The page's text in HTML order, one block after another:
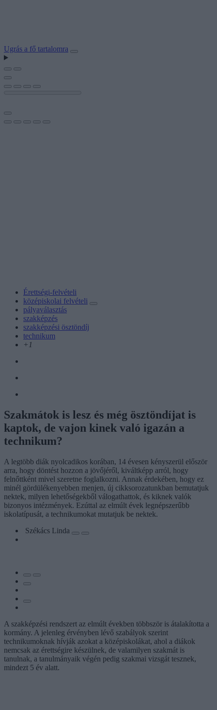
Ugrás a fő tartalomra
Érettségi-felvételi
középiskolai felvételi
pályaválasztás
szakképzés
szakképzési ösztöndíj
technikum
+1
Szakmátok is lesz és még ösztöndíjat is
kaptok, de vajon kinek való igazán a
technikum?
A legtöbb diák nyolcadikos korában, 14 évesen kényszerül először
arra, hogy döntést hozzon a jövőjéről, kiváltképp arról, hogy
felnőttként mivel szeretne foglalkozni. Annak érdekében, hogy ez
minél gördülékenyebben menjen, új cikksorozatunkban bemutatjuk
nektek, milyen lehetőségekből válogathattok, és kiknek valók
bizonyos intézmények. Ezúttal az elmúlt évek legnépszerűbb
iskolatípusát, a technikumokat mutatjuk be nektek.
Székács Linda
A szakképzési rendszert az elmúlt években többször is átalakította a
kormány. A jelenleg érvényben lévő szabályok szerint
technikumoknak hívják azokat a középiskolákat, ahol a diákok
nemcsak az érettségire készülnek, de valamilyen szakmát is
tanulnak, a tanulmányaik végén pedig szakmai vizsgát tesznek,
mindezt 5 év alatt.